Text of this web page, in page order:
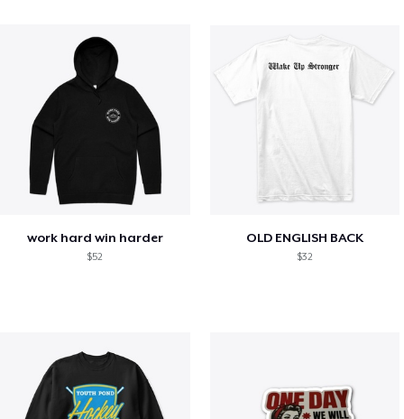
work hard win harder
$52
OLD ENGLISH BACK
$32